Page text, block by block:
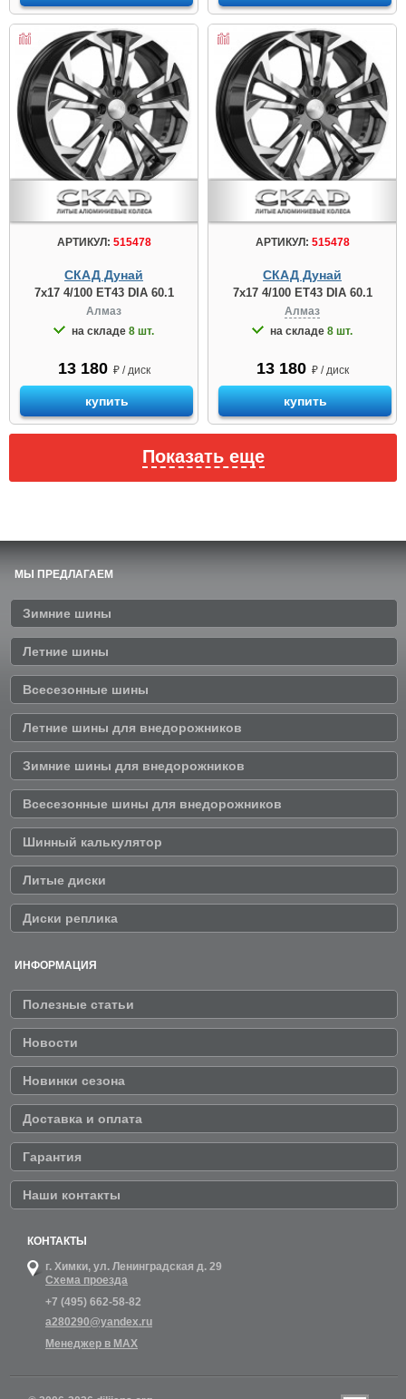
АРТИКУЛ: 515478
СКАД Дунай
7x17 4/100 ET43 DIA 60.1
Алмаз
на складе 8 шт.
13 180 ₽ / диск
купить
АРТИКУЛ: 515478
СКАД Дунай
7x17 4/100 ET43 DIA 60.1
Алмаз
на складе 8 шт.
13 180 ₽ / диск
купить
Показать еще
МЫ ПРЕДЛАГАЕМ
Зимние шины
Летние шины
Всесезонные шины
Летние шины для внедорожников
Зимние шины для внедорожников
Всесезонные шины для внедорожников
Шинный калькулятор
Литые диски
Диски реплика
ИНФОРМАЦИЯ
Полезные статьи
Новости
Новинки сезона
Доставка и оплата
Гарантия
Наши контакты
КОНТАКТЫ
г. Химки, ул. Ленинградская д. 29
Схема проезда
+7 (495) 662-58-82
a280290@yandex.ru
Менеджер в MAX